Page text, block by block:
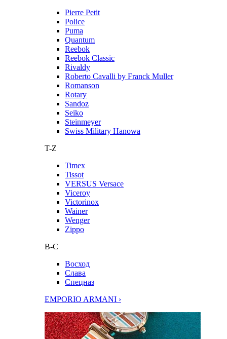
Pierre Petit
Police
Puma
Quantum
Reebok
Reebok Classic
Rivaldy
Roberto Cavalli by Franck Muller
Romanson
Rotary
Sandoz
Seiko
Steinmeyer
Swiss Military Hanowa
T-Z
Timex
Tissot
VERSUS Versace
Viceroy
Victorinox
Wainer
Wenger
Zippo
В-С
Восход
Слава
Спецназ
EMPORIO ARMANI ›